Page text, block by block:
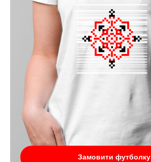
Замовити футболку